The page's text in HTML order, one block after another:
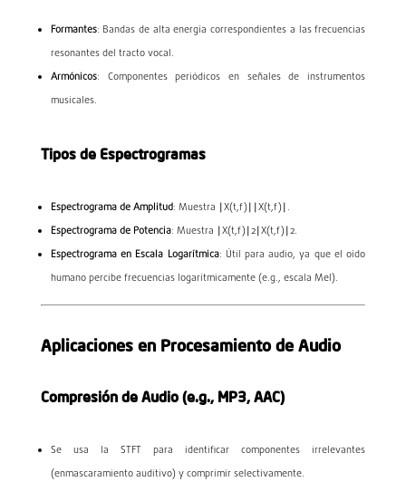
Formantes: Bandas de alta energía correspondientes a las frecuencias
resonantes del tracto vocal.
Armónicos: Componentes periódicos en señales de instrumentos
musicales.
Tipos de Espectrogramas
Espectrograma de Amplitud: Muestra ∣X(t,f)∣ ∣X(t,f)∣.
Espectrograma de Potencia: Muestra ∣X(t,f)∣2∣X(t,f)∣2.
Espectrograma en Escala Logarítmica: Útil para audio, ya que el oído
humano percibe frecuencias logarítmicamente (e.g., escala Mel).
Aplicaciones en Procesamiento de Audio
Compresión de Audio (e.g., MP3, AAC)
Se usa la STFT para identificar componentes irrelevantes
(enmascaramiento auditivo) y comprimir selectivamente.